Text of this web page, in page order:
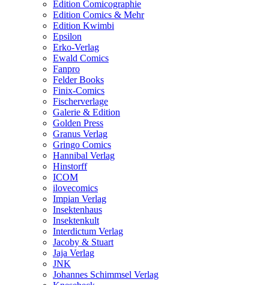
Edition Comicographie
Edition Comics & Mehr
Edition Kwimbi
Epsilon
Erko-Verlag
Ewald Comics
Fanpro
Felder Books
Finix-Comics
Fischerverlage
Galerie & Edition
Golden Press
Granus Verlag
Gringo Comics
Hannibal Verlag
Hinstorff
ICOM
ilovecomics
Impian Verlag
Insektenhaus
Insektenkult
Interdictum Verlag
Jacoby & Stuart
Jaja Verlag
JNK
Johannes Schimmsel Verlag